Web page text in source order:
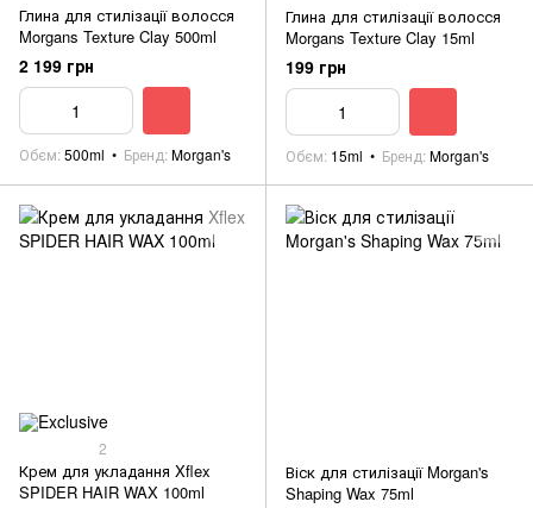
Глина для стилізації волосся
Morgans Texture Clay 500ml
2 199 грн
Обєм 500ml Бренд Morgan's
Глина для стилізації волосся
Morgans Texture Clay 15ml
199 грн
Обєм 15ml Бренд Morgan's
2
Крем для укладання Xflex
SPIDER HAIR WAX 100ml
Віск для стилізації Morgan's
Shaping Wax 75ml